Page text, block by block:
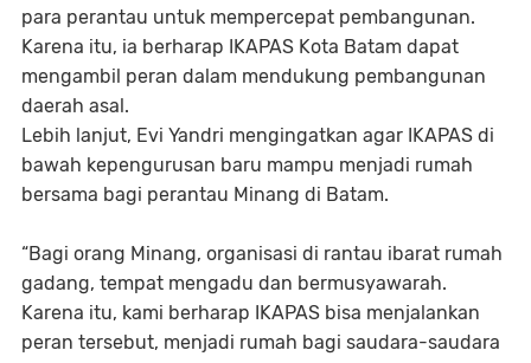
para perantau untuk mempercepat pembangunan.
Karena itu, ia berharap IKAPAS Kota Batam dapat
mengambil peran dalam mendukung pembangunan
daerah asal.
Lebih lanjut, Evi Yandri mengingatkan agar IKAPAS di
bawah kepengurusan baru mampu menjadi rumah
bersama bagi perantau Minang di Batam.
“Bagi orang Minang, organisasi di rantau ibarat rumah
gadang, tempat mengadu dan bermusyawarah.
Karena itu, kami berharap IKAPAS bisa menjalankan
peran tersebut, menjadi rumah bagi saudara-saudara